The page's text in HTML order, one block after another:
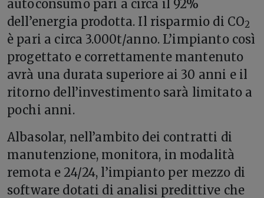
autoconsumo pari a circa il 92%
dell’energia prodotta. Il risparmio di CO2
è pari a circa 3.000t/anno. L’impianto così
progettato e correttamente mantenuto
avrà una durata superiore ai 30 anni e il
ritorno dell’investimento sarà limitato a
pochi anni.
Albasolar, nell’ambito dei contratti di
manutenzione, monitora, in modalità
remota e 24/24, l’impianto per mezzo di
software dotati di analisi predittive che